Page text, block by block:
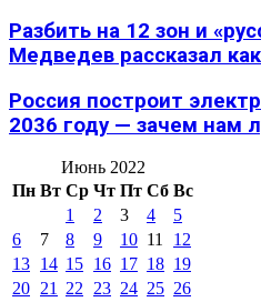
Разбить на 12 зон и
Медведев рассказал
Россия построит
2036 году — зачем нам
Июнь 2022
Пн Вт Ср Чт Пт Сб Вс
1
2 3 4
5
6
7 8 9 10 11
12
13 14 15 16 17 18 19
20 21 22 23 24 25 26